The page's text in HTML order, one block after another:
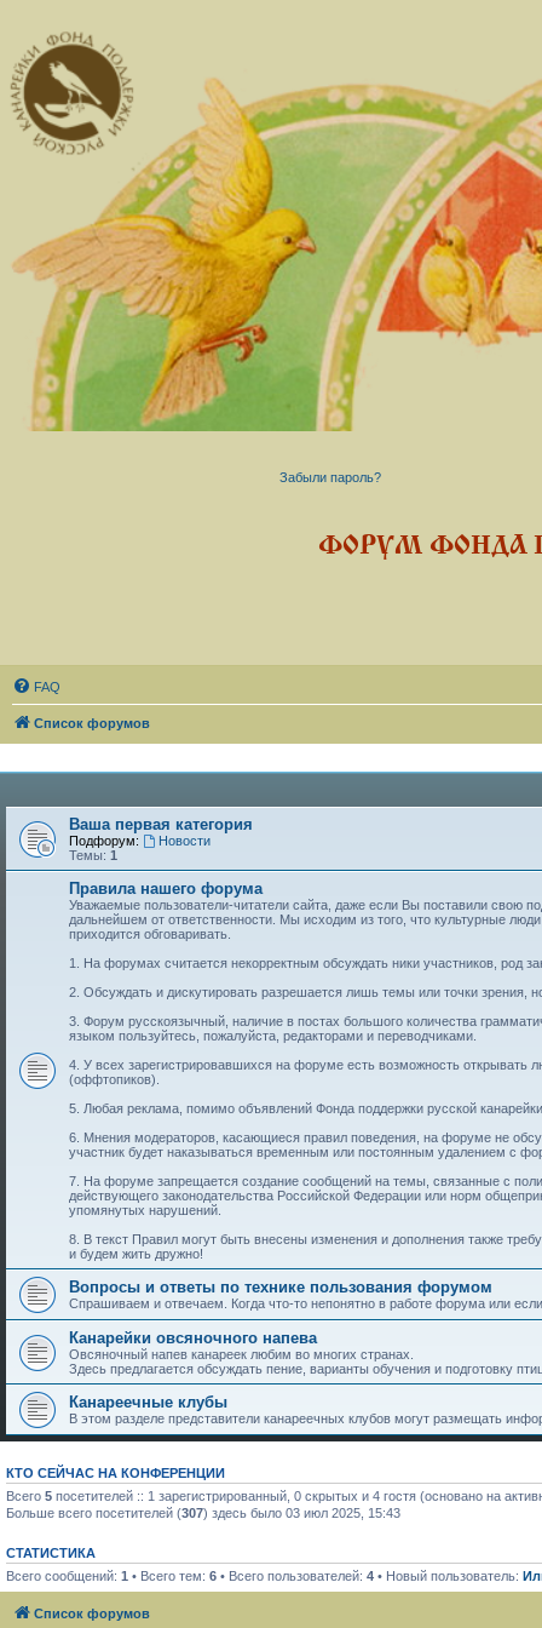
Забыли пароль?
ФОРУМ ФОНДА
FAQ
Список форумов
Ваша первая категория
Подфорум:
Новости
Темы: 1
Правила нашего форума
Уважаемые пользователи-читатели сайта, даже если Вы поставили свою
дальнейшем от ответственности. Мы исходим из того, что культурные
приходится обговаривать.
1. На форумах считается некорректным обсуждать ники участников, род
2. Обсуждать и дискутировать разрешается лишь темы или точки зрения,
3. Форум русскоязычный, наличие в постах большого количества
языком пользуйтесь, пожалуйста, редакторами и переводчиками.
4. У всех зарегистрировавшихся на форуме есть возможность
(оффтопиков).
5. Любая реклама, помимо объявлений Фонда поддержки русской
6. Мнения модераторов, касающиеся правил поведения, на форуме не
участник будет наказываться временным или постоянным удалением с
7. На форуме запрещается создание сообщений на темы, связанные с
действующего законодательства Российской Федерации или норм
упомянутых нарушений.
8. В текст Правил могут быть внесены изменения и дополнения также
и будем жить дружно!
Вопросы и ответы по технике пользования форумом
Спрашиваем и отвечаем. Когда что-то непонятно в работе форума или
Канарейки овсяночного напева
Овсяночный напев канареек любим во многих странах.
Здесь предлагается обсуждать пение, варианты обучения и подготовку
Канареечные клубы
В этом разделе представители канареечных клубов могут размещать
КТО СЕЙЧАС НА КОНФЕРЕНЦИИ
Всего 5 посетителей :: 1 зарегистрированный, 0 скрытых и 4 гостя (основано на
Больше всего посетителей (307) здесь было 03 июл 2025, 15:43
СТАТИСТИКА
Всего сообщений: 1 • Всего тем: 6 • Всего пользователей: 4 • Новый пользователь:
Список форумов